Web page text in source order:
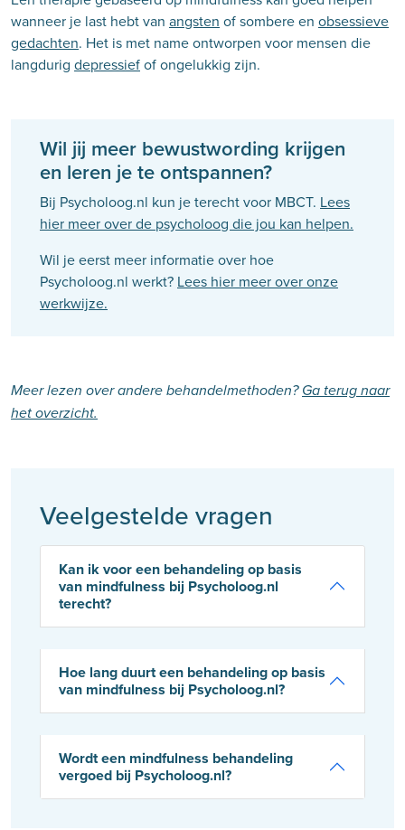
wanneer je last hebt van angsten of sombere en obsessieve
gedachten. Het is met name ontworpen voor mensen die
langdurig depressiefof ongelukkig zijn.
Wil jij meer bewustwording krijgen
en leren je te ontspannen?
Bij Psycholoog.nl kun je terecht voor MBCT. Lees
hier meer over de psycholoog die jou kan helpen.
Wil je eerst meer informatie over hoe
Psycholoog.nl werkt? Lees hier meer over onze
werkwijze.
Meer lezen over andere behandelmethoden? Ga terug naar
het overzicht.
Veelgestelde vragen
Kan ik voor een behandeling op basis
van mindfulness bij Psycholoog.nl
terecht?
Hoe lang duurt een behandeling op basis
van mindfulness bij Psycholoog.nl?
Wordt een mindfulness behandeling
vergoed bij Psycholoog.nl?